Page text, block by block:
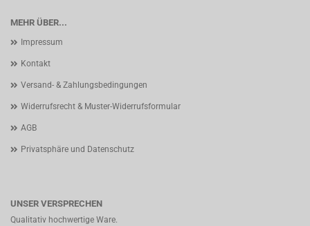
MEHR ÜBER...
Impressum
Kontakt
Versand- & Zahlungsbedingungen
Widerrufsrecht & Muster-Widerrufsformular
AGB
Privatsphäre und Datenschutz
UNSER VERSPRECHEN
Qualitativ hochwertige Ware.